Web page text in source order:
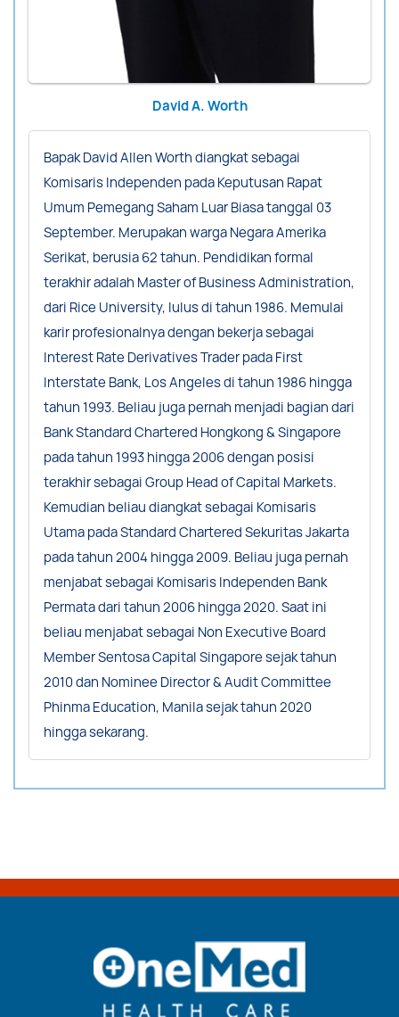
David A. Worth
Bapak David Allen Worth diangkat sebagai
Komisaris Independen pada Keputusan Rapat
Umum Pemegang Saham Luar Biasa tanggal 03
September. Merupakan warga Negara Amerika
Serikat, berusia 62 tahun. Pendidikan formal
terakhir adalah Master of Business Administration,
dari Rice University, lulus di tahun 1986. Memulai
karir profesionalnya dengan bekerja sebagai
Interest Rate Derivatives Trader pada First
Interstate Bank, Los Angeles di tahun 1986 hingga
tahun 1993. Beliau juga pernah menjadi bagian dari
Bank Standard Chartered Hongkong & Singapore
pada tahun 1993 hingga 2006 dengan posisi
terakhir sebagai Group Head of Capital Markets.
Kemudian beliau diangkat sebagai Komisaris
Utama pada Standard Chartered Sekuritas Jakarta
pada tahun 2004 hingga 2009. Beliau juga pernah
menjabat sebagai Komisaris Independen Bank
Permata dari tahun 2006 hingga 2020. Saat ini
beliau menjabat sebagai Non Executive Board
Member Sentosa Capital Singapore sejak tahun
2010 dan Nominee Director & Audit Committee
Phinma Education, Manila sejak tahun 2020
hingga sekarang.